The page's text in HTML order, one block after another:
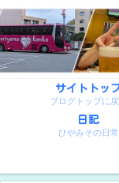
サイトトッ
ブログトップに
日記
ひやみその日常